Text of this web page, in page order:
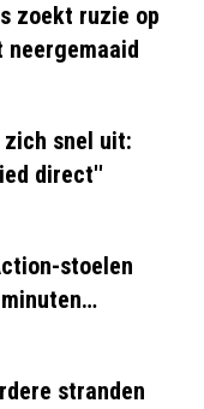
zoekt ruzie op
neergemaaid
snel uit:
direct''
stoelen
weer te
stranden